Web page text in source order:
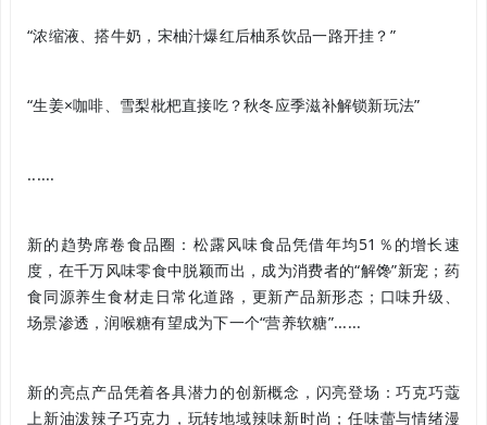
“浓缩液、搭牛奶，宋柚汁爆红后柚系饮品一路开挂？”
“生姜×咖啡、雪梨枇杷直接吃？秋冬应季滋补解锁新玩法”
......
新的趋势席卷食品圈：松露风味食品凭借年均51％的增长速
度，在千万风味零食中脱颖而出，成为消费者的“解馋”新宠；药
食同源养生食材走日常化道路，更新产品新形态；口味升级、
场景渗透，润喉糖有望成为下一个“营养软糖”......
新的亮点产品凭着各具潜力的创新概念，闪亮登场：巧克巧蔻
上新油泼辣子巧克力，玩转地域辣味新时尚；任味蕾与情绪漫